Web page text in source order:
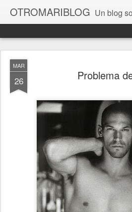
OTROMARIBLOG Un blog sobre lo que me da la gana, así en general, desde lo personal a cuestiones LGTB, vamos, mis mariconadas y esas cosas del Orgullo, la
MAR
26 Problema